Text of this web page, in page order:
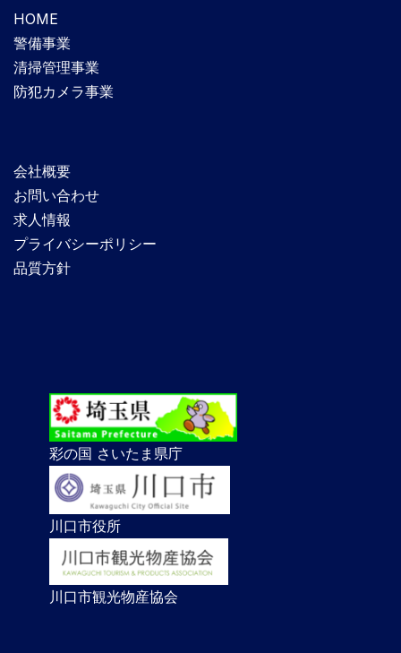
HOME
警備事業
清掃管理事業
防犯カメラ事業
会社概要
お問い合わせ
求人情報
プライバシーポリシー
品質方針
彩の国 さいたま県庁
川口市役所
川口市観光物産協会